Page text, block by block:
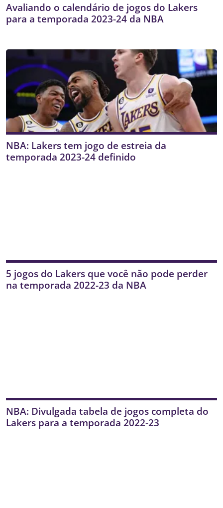
Avaliando o calendário de jogos do Lakers
para a temporada 2023-24 da NBA
NBA: Lakers tem jogo de estreia da
temporada 2023-24 definido
5 jogos do Lakers que você não pode perder
na temporada 2022-23 da NBA
NBA: Divulgada tabela de jogos completa do
Lakers para a temporada 2022-23